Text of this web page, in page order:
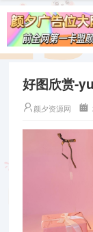
好图欣赏-
颜夕资源网